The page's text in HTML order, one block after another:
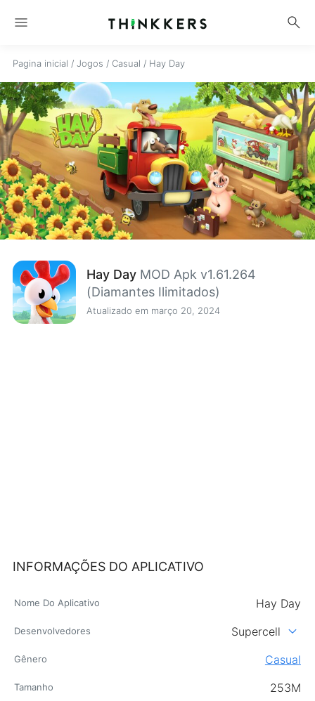
menu search
Pagina inicial / Jogos / Casual / Hay Day
Hay DayMOD Apk v1.61.264
(Diamantes Ilimitados)
Atualizado em março 20, 2024
INFORMAÇÕES DO APLICATIVO
Nome Do Aplicativo Hay Day
Desenvolvedores Supercell expand_more
Gênero Casual
Tamanho 253M